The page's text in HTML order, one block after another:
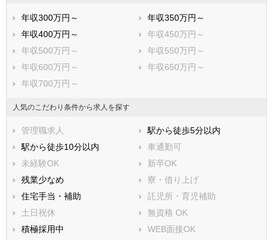
大和市
伊勢原市
海老名市
座間市
南足柄市
綾瀬市
三浦郡葉山町
高座郡寒川町
中郡大磯町
足柄上郡中井町
足柄上郡松田町
足柄上郡山北町
足柄上郡開成町
足柄下郡箱根町
足柄下郡湯河原町
愛甲郡愛川町
愛甲郡清川村
年収300万円～
年収350万円～
年収400万円～
年収450万円～
年収500万円～
年収550万円～
年収600万円～
年収650万円～
年収700万円～
人気のこだわり条件から求人を探す
管理職求人
駅から徒歩5分以内
駅から徒歩10分以内
車通勤可
未経験OK
新卒OK
残業少なめ
寮・借り上げ
住宅手当・補助
託児所・育児補助
土日祝休
無資格 OK
積極採用中
WEB面接OK